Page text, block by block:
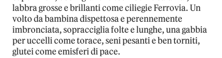
labbra grosse e brillanti come ciliegie Ferrovia. Un
volto da bambina dispettosa e perennemente
imbronciata, sopracciglia folte e lunghe, una gabbia
per uccelli come torace, seni pesanti e ben torniti,
glutei come emisferi di pace.